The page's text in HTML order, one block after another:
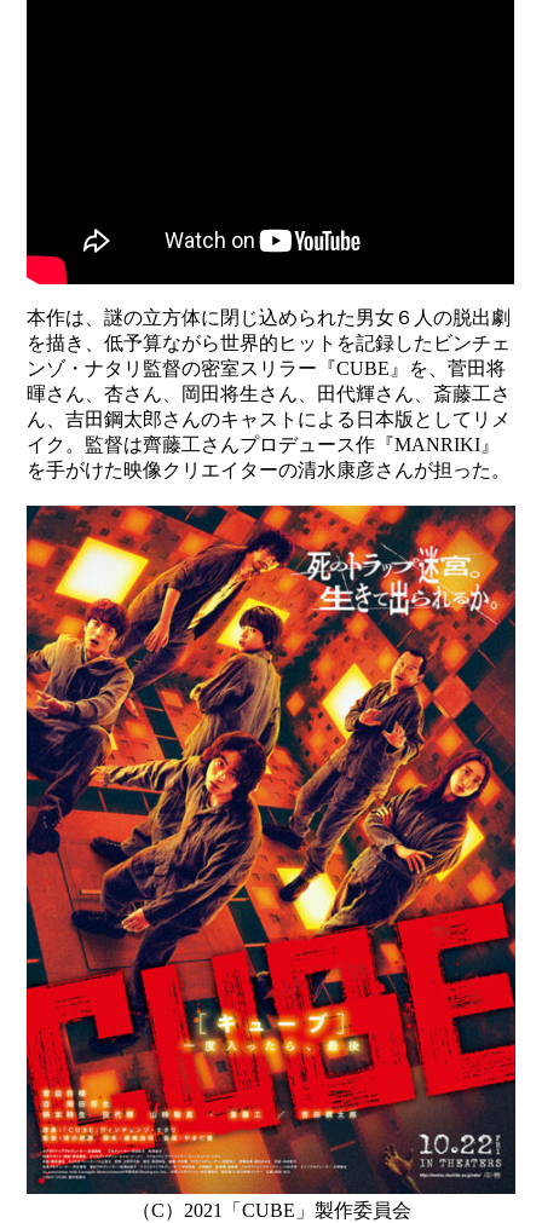
本作は、謎の立方体に閉じ込められた男女６人の脱出劇
を描き、低予算ながら世界的ヒットを記録したビンチェ
ンゾ・ナタリ監督の密室スリラー『CUBE』を、菅田将
暉さん、杏さん、岡田将生さん、田代輝さん、斎藤工さ
ん、吉田鋼太郎さんのキャストによる日本版としてリメ
イク。監督は齊藤工さんプロデュース作『MANRIKI』
を手がけた映像クリエイターの清水康彦さんが担った。
（C）2021「CUBE」製作委員会